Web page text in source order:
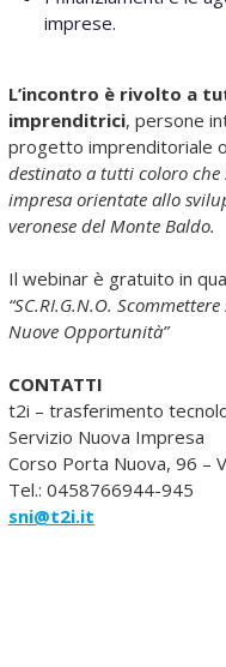
imprese.
L’incontro è rivolto a
imprenditrici, persone
progetto imprenditoriale
destinato a tutti coloro
impresa orientate allo
veronese del Monte Baldo.
Il webinar è gratuito in
“SC.RI.G.N.O.
Nuove Opportunità”
CONTATTI
t2i – trasferimento
Servizio Nuova Impresa
Corso Porta Nuova, 96 –
Tel.: 0458766944-945
sni@t2i.it